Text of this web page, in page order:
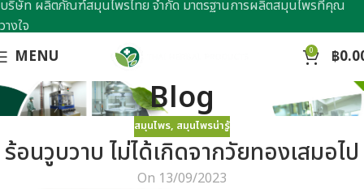
MENU 0 ฿
Blog
สมุนไพร, สมุนไพรน่ารู้
ร้อนวูบวาบ ไม่ได้เกิดจากวัยทองเสมอไป
On 13/09/2023
บริษัท ผลิตภัณฑ์สมุนไพรไทย จำกัด มาตรฐานการผลิตสมุนไพรที่คุณ
วางใจ